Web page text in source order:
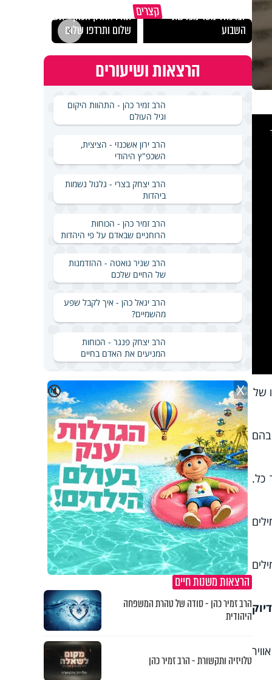
של
בהם
כל.
קצרים
לברכה? מסר מפרשת
השבוע
תהיו אהרון הכהן - תשכינו
שלום ותרדפו שלום
הרצאות ושיעורים
הרב זמיר כהן - התהוות היקום
וגיל העולם
הרב ירון אשכנזי - הציצית,
השכפ"ץ היהודי
הרב יצחק בצרי - גלגול נשמות
ביהדות
הרב זמיר כהן - הכוחות
הרוחניים שבאדם על פי היהדות
הרב שניר גואטה - ההזדמנות
של החיים שלכם
הרב יגאל כהן - איך לקבל שפע
מהשמיים?
הרב יצחק פנגר - הכוחות
המניעים את האדם בחיים
🔇 X
הרצאות משנות חיים
הרב זמיר כהן - סודה של טהרת המשפחה
היהודית
טלויזיה ותקשורת - הרב זמיר כהן